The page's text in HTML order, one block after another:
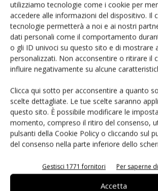
utilizziamo tecnologie come i cookie per
accedere alle informazioni del dispositivo. Il
tecnologie permetterà a noi e ai nostri
dati personali come il comportamento
o gli ID univoci su questo sito e di mostrare
personalizzati. Non acconsentire o ritirare il
influire negativamente su alcune
Clicca qui sotto per acconsentire a quanto
scelte dettagliate. Le tue scelte saranno
questo sito. È possibile modificare le
momento, compreso il ritiro del consenso,
pulsanti della Cookie Policy o cliccando sul
del consenso nella parte inferiore dello
Gestisci 1771 fornitori Per saperne
Accetta
–
15:30
Question and Answers
15:30
–
16:00
Come cambia la produzione di
–
17:00
Questions and Answers
17:00
–
17:15
Conclusioni
–
Analisi di prototipi realizzati